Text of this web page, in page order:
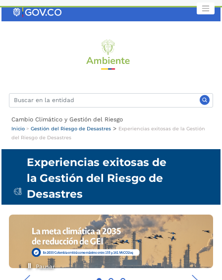
Cambio Climático y Gestión del Riesgo
Inicio > Gestión del Riesgo de Desastres > Experiencias exitosas de la Gestión
del Riesgo de Desastres
Experiencias exitosas de
la Gestión del Riesgo de
Desastres
‹
Pausar